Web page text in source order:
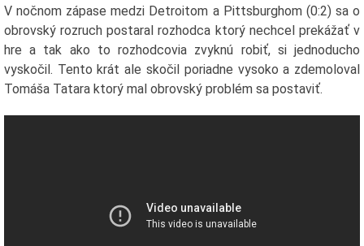
V nočnom zápase medzi Detroitom a Pittsburghom (0:2) sa o
obrovský rozruch postaral rozhodca ktorý nechcel prekážať v
hre a tak ako to rozhodcovia zvyknú robiť, si jednoducho
vyskočil. Tento krát ale skočil poriadne vysoko a zdemoloval
Tomáša Tatara ktorý mal obrovský problém sa postaviť.